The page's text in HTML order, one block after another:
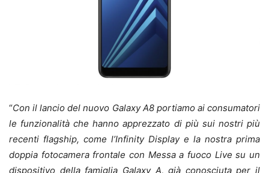
“Con il lancio del nuovo Galaxy A8 portiamo ai consumatori
le funzionalità che hanno apprezzato di più sui nostri più
recenti flagship, come l’Infinity Display e la nostra prima
doppia fotocamera frontale con Messa a fuoco Live su un
dispositivo della famiglia Galaxy A, già conosciuta per il